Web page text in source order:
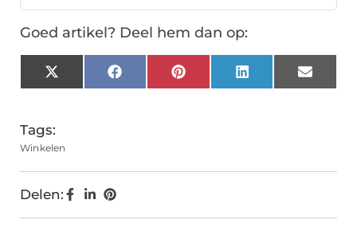
Goed artikel? Deel hem dan op:
X
(Twitter)
FacebookPinterestLinkedInEmail
Tags:
Winkelen
Delen: